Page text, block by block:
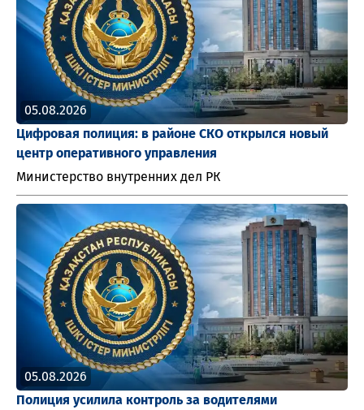
05.08.2026
Цифровая полиция: в районе СКО открылся новый
центр оперативного управления
Министерство внутренних дел РК
05.08.2026
Полиция усилила контроль за водителями